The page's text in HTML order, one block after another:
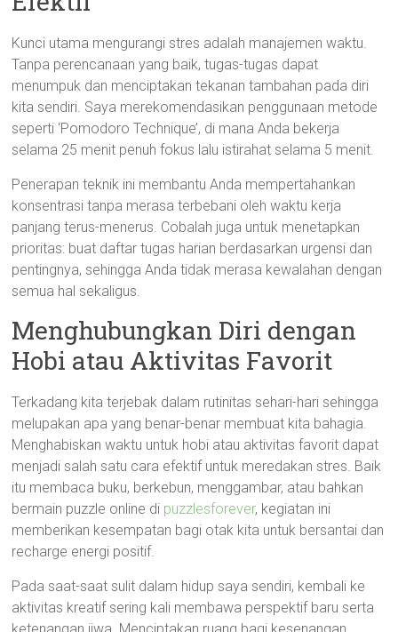
Kunci utama mengurangi stres adalah manajemen waktu.
Tanpa perencanaan yang baik, tugas-tugas dapat
menumpuk dan menciptakan tekanan tambahan pada diri
kita sendiri. Saya merekomendasikan penggunaan metode
seperti ‘Pomodoro Technique’, di mana Anda bekerja
selama 25 menit penuh fokus lalu istirahat selama 5 menit.
Penerapan teknik ini membantu Anda mempertahankan
konsentrasi tanpa merasa terbebani oleh waktu kerja
panjang terus-menerus. Cobalah juga untuk menetapkan
prioritas: buat daftar tugas harian berdasarkan urgensi dan
pentingnya, sehingga Anda tidak merasa kewalahan dengan
semua hal sekaligus.
Menghubungkan Diri dengan
Hobi atau Aktivitas Favorit
Terkadang kita terjebak dalam rutinitas sehari-hari sehingga
melupakan apa yang benar-benar membuat kita bahagia.
Menghabiskan waktu untuk hobi atau aktivitas favorit dapat
menjadi salah satu cara efektif untuk meredakan stres. Baik
itu membaca buku, berkebun, menggambar, atau bahkan
bermain puzzle online di puzzlesforever, kegiatan ini
memberikan kesempatan bagi otak kita untuk bersantai dan
recharge energi positif.
Pada saat-saat sulit dalam hidup saya sendiri, kembali ke
aktivitas kreatif sering kali membawa perspektif baru serta